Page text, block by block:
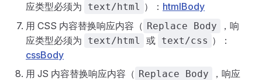
应类型必须为
text/html ）： htmlBody
用 CSS 内容替换响应内容（ Replace Body
，响
应类型必须为
text/html 或 text/css ）：
cssBody
用 JS 内容替换响应内容（ Replace Body
，响应